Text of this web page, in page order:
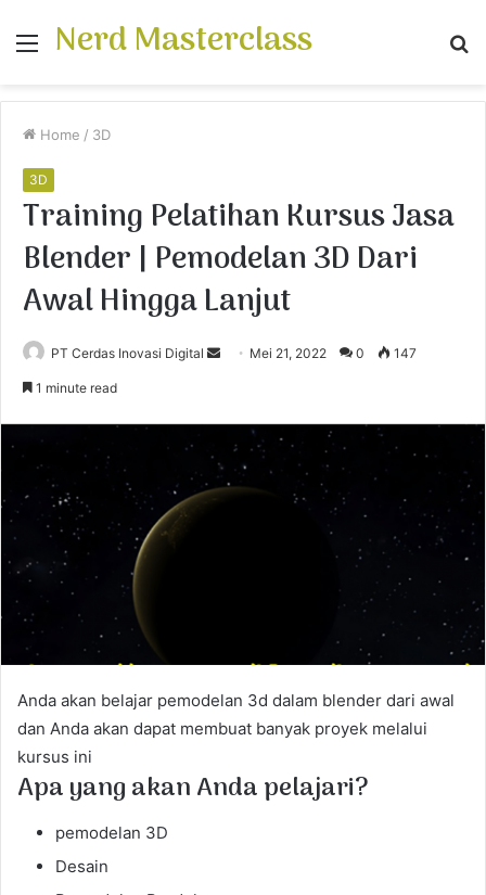
Menu
Nerd Masterclass
Home / 3D
3D
Training Pelatihan Kursus Jasa
Blender | Pemodelan 3D Dari
Awal Hingga Lanjut
PT Cerdas Inovasi Digital
n
Mei 21, 2022 0 147
1 minute read
Anda akan belajar pemodelan 3d dalam blender dari awal
dan Anda akan dapat membuat banyak proyek melalui
kursus ini
Apa yang akan Anda pelajari?
pemodelan 3D
Desain